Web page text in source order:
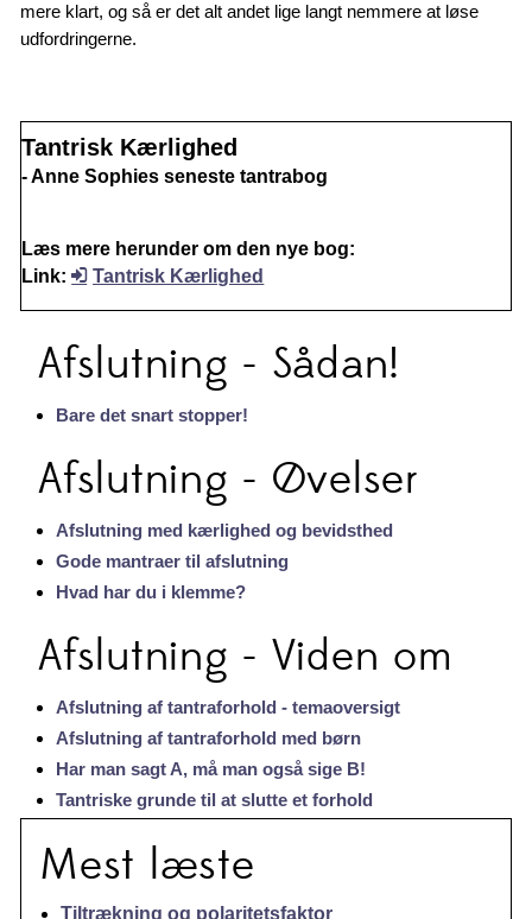
mere klart, og så er det alt andet lige langt nemmere at løse
udfordringerne.
Tantrisk Kærlighed
- Anne Sophies seneste tantrabog
Læs mere herunder om den nye bog:
Link:
Tantrisk Kærlighed
Afslutning - Sådan!
Bare det snart stopper!
Afslutning - Øvelser
Afslutning med kærlighed og bevidsthed
Gode mantraer til afslutning
Hvad har du i klemme?
Afslutning - Viden om
Afslutning af tantraforhold - temaoversigt
Afslutning af tantraforhold med børn
Har man sagt A, må man også sige B!
Tantriske grunde til at slutte et forhold
Mest læste
Tiltrækning og polaritetsfaktor